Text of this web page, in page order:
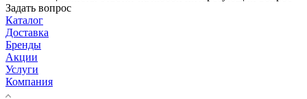
Задать вопрос
Каталог
Доставка
Бренды
Акции
Услуги
Компания